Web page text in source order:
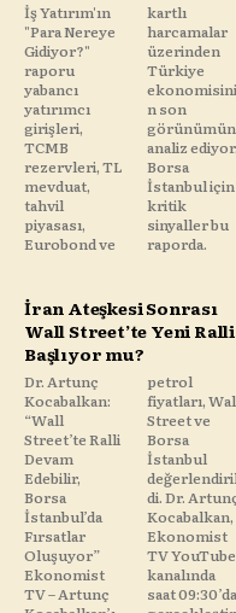
İş Yatırım'ın
"Para Nereye
Gidiyor?"
raporu
yabancı
yatırımcı
girişleri,
TCMB
rezervleri, TL
mevduat,
tahvil
piyasası,
Eurobond ve
kartlı
harcamalar
üzerinden
Türkiye
ekonomisini
n son
görünümünü
analiz ediyor.
Borsa
İstanbul için
kritik
sinyaller bu
raporda.
İran Ateşkesi Sonrası
Wall Street’te Yeni Ralli
Başlıyor mu?
Dr. Artunç
Kocabalkan:
“Wall
Street’te Ralli
Devam
Edebilir,
Borsa
İstanbul’da
Fırsatlar
Oluşuyor”
Ekonomist
TV – Artunç
petrol
fiyatları, Wall
Street ve
Borsa
İstanbul
değerlendiril
di. Dr. Artunç
Kocabalkan,
Ekonomist
TV YouTube
kanalında
saat 09:30’da